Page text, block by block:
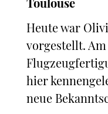
Heute war
vorgestellt.
hier
neue